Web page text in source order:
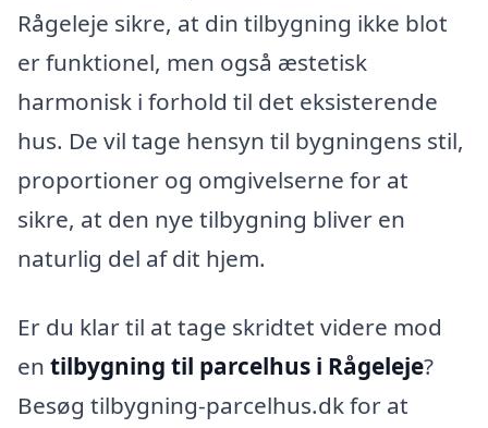
Rågeleje sikre, at din tilbygning ikke blot
er funktionel, men også æstetisk
harmonisk i forhold til det eksisterende
hus. De vil tage hensyn til bygningens stil,
proportioner og omgivelserne for at
sikre, at den nye tilbygning bliver en
naturlig del af dit hjem.
Er du klar til at tage skridtet videre mod
en tilbygning til parcelhus i Rågeleje?
Besøg tilbygning-parcelhus.dk for at